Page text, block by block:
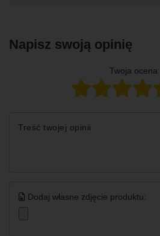
Napisz swoją opinię
Twoja ocena:
Treść twojej opinii
Dodaj własne zdjęcie produktu: